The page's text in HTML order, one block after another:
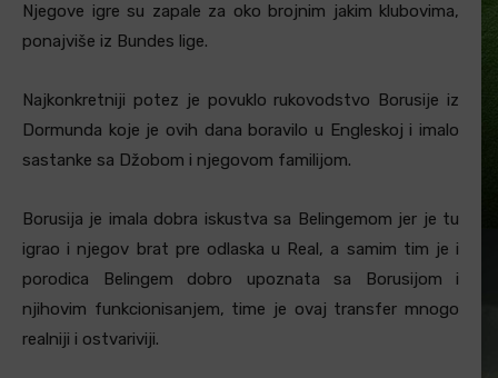
Njegove igre su zapale za oko brojnim jakim klubovima,
ponajviše iz Bundes lige.
Najkonkretniji potez je povuklo rukovodstvo Borusije iz
Dormunda koje je ovih dana boravilo u Engleskoj i imalo
sastanke sa Džobom i njegovom familijom.
Borusija je imala dobra iskustva sa Belingemom jer je tu
igrao i njegov brat pre odlaska u Real, a samim tim je i
porodica Belingem dobro upoznata sa Borusijom i
njihovim funkcionisanjem, time je ovaj transfer mnogo
realniji i ostvariviji.